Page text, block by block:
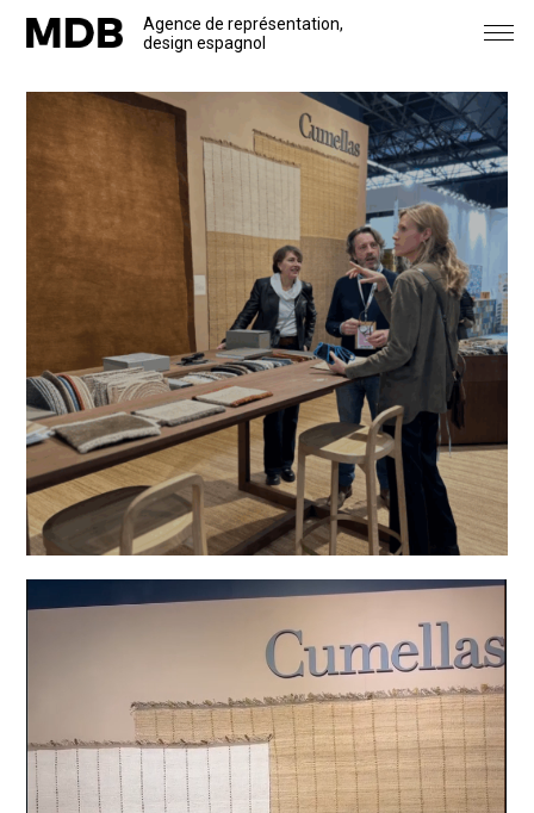
Marques
Projets
Actualités
Agence
Contact
Téléchargements
Agence de représentation,
design espagnol